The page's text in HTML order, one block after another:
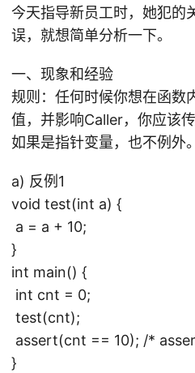
今天指导新员工时，她犯的
误，就想简单分析一下。
一、现象和经验
规则：任何时候你想在函数
值，并影响Caller，你应该
如果是指针变量，也不例外。
a) 反例1
void test(int a) {
a = a + 10;
}
int main() {
int cnt = 0;
test(cnt);
assert(cnt == 10); /*
}